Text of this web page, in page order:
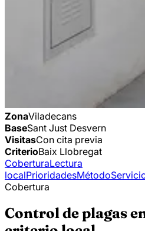
ZonaViladecans
BaseSant Just Desvern
VisitasCon cita previa
CriterioBaix Llobregat
CoberturaLectura
localPrioridadesMétodo
Cobertura
Control de plagas